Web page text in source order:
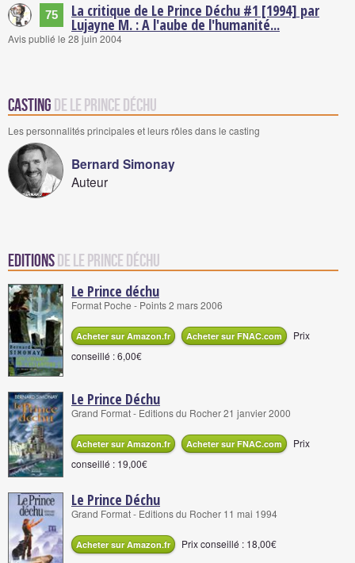
75 La critique de Le Prince Déchu #1 [1994] par
Lujayne M. : A l'aube de l'humanité...
Avis publié le 28 juin 2004
Casting de Le Prince Déchu
Les personnalités principales et leurs rôles dans le casting
Bernard Simonay
Auteur
Editionsde Le Prince Déchu
Le Prince déchu
Format Poche - Points 2 mars 2006
Acheter sur Amazon.fr Acheter sur FNAC.com
Prix
conseillé : 6,00€
Le Prince Déchu
Grand Format - Editions du Rocher 21 janvier 2000
Acheter sur Amazon.fr Acheter sur FNAC.com
Prix
conseillé : 19,00€
Le Prince Déchu
Grand Format - Editions du Rocher 11 mai 1994
Acheter sur Amazon.fr Prix conseillé : 18,00€